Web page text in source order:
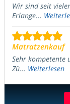
Wir sind seit
Erlange...
Matratzenkauf
Sehr kompetente
Zü... Weiterlesen